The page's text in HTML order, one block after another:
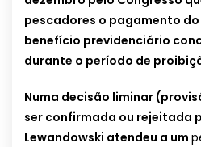
pescadores o pagamento
benefício previdenciário
durante o período de
Numa decisão liminar
ser confirmada ou rejeitada
Lewandowski atendeu a um